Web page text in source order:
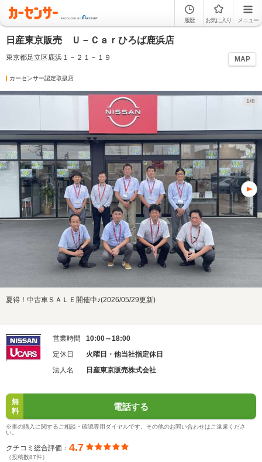
履歴 お気に入り メニュー
日産東京販売 Ｕ－Ｃａｒひろば鹿浜店
東京都足立区鹿浜１－２１－１９ MAP
カーセンサー認定取扱店
1/8
夏得！中古車ＳＡＬＥ開催中♪(2026/05/29更新)
営業時間
10:00～18:00
定休日
火曜日・他当社指定休日
法人名
日産東京販売株式会社
無
料
電話する
※車の購入に関するご相談・確認専用ダイヤルです。その他のお問い合わせはご遠慮くださ
い。
クチコミ総合評価： 4.7
（投稿数87件）